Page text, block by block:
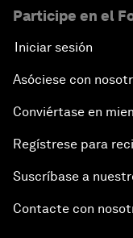
Participe en el
Iniciar sesión
Asóciese con
Conviértase en
Regístrese para
Suscríbase a
Contacte con